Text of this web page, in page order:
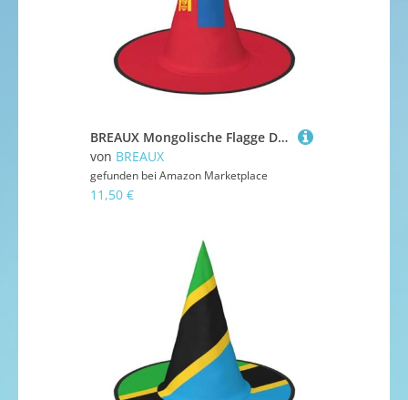
BREAUX Mongolische Flagge Druck Halloween Hexe und Zauberer Hut Hexenkostüm für Themendekoration Halloween Party
von BREAUX
gefunden bei Amazon Marketplace
11,50 €